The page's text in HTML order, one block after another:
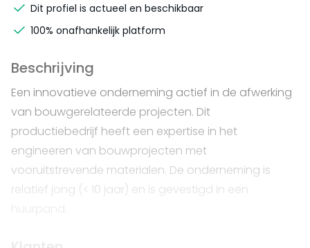
Dit profiel is actueel en beschikbaar
100% onafhankelijk platform
Beschrijving
Een innovatieve onderneming actief in de afwerking
van bouwgerelateerde projecten. Dit
productiebedrijf heeft een expertise in het
engineeren van bouwprojecten met
vooruitstrevende materialen. De onderneming is
relatief jong (< 10 jaar) en is gevestigd in een